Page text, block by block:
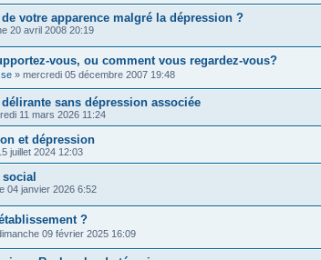
votre apparence malgré la dépression ?
20 avril 2008 20:19
vous, ou comment vous regardez-vous?
» mercredi 05 décembre 2007 19:48
sans dépression associée
11 mars 2026 11:24
et dépression
juillet 2024 12:03
04 janvier 2026 6:52
?
09 février 2025 16:09